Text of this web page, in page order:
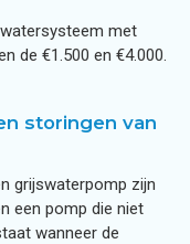
met
de €1.500 en €4.000.
storingen van
grijswaterpomp zijn
een pomp die niet
wanneer de